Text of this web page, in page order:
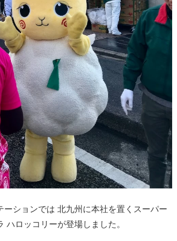
ーションでは 北九州に本社を置くスーパー
ハロッコリーが登場しました。